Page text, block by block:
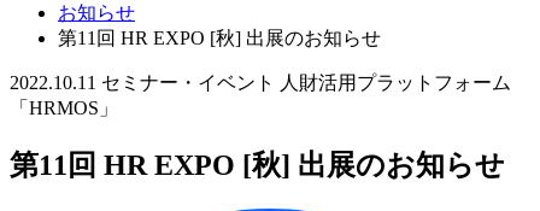
お知らせ
第11回 HR EXPO [秋] 出展のお知らせ
2022.10.11 セミナー・イベント
人財活用プラットフォーム
「HRMOS」
第11回 HR EXPO [秋] 出展のお知らせ